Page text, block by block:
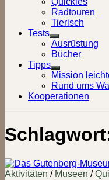
Radtouren
Tierisch
Tests
Show
sub
menu
Ausrüstung
Bücher
Tipps
Show
sub
menu
Mission
Rund ums
Kooperationen
Aktivitäten / Museen /